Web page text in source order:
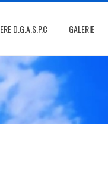
D.G.A.S.P.C GALERIE